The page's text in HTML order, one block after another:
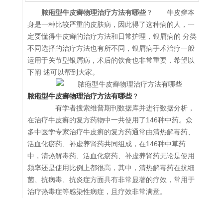
脓疱型牛皮癣物理治疗方法有哪些 ？ 牛皮癣本
身是一种比较严重的皮肤病，因此得了这种病的人，一
定要懂得牛皮癣的治疗方法和日常护理，银屑病的 分类
不同选择的治疗方法也有所不同，银屑病手术治疗一般
运用于关节型银屑病，术后的饮食也非常重要，希望以
下阐 述可以帮到大家。
脓疱型牛皮癣物理治疗方法有哪些？
有学者搜索维普期刊数据库并进行数据分析，
在治疗牛皮癣的复方药物中一共使用了146种中药。众
多中医学专家治疗牛皮癣的复方药通常由清热解毒药、
活血化瘀药、补虚养肾药共同组成，在146种中草药
中，清热解毒药、活血化瘀药、补虚养肾药无论是使用
频率还是使用比例上都很高，其中，清热解毒药在抗细
菌、抗病毒、抗炎症方面具有非常显著的疗效，常用于
治疗热毒症等感染性病症，且疗效非常满意。